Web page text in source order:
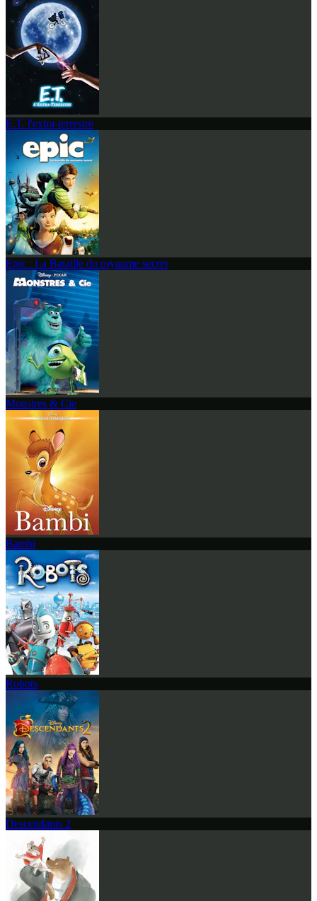
E.T. l'extra-terrestre
Epic : La Bataille du royaume secret
Monstres & Cie
Bambi
Robots
Descendants 2